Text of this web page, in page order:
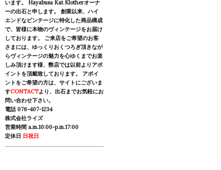
います。 Hayabusa Kat Klotherオーナ
ーの出石と申します。 創業以来、ハイ
エンドなビンテージに特化した商品構成
で、皆様に本物のヴィンテージをお届け
しております。 ご来店をご希望のお客
さまには、ゆっくりおくつろぎ頂きなが
らヴィンテージの魅力を心ゆくまでお楽
しみ頂けます様、弊店では以前よりアポ
イントを頂戴致しております。 アポイ
ントをご希望の方は、サイトにございま
すCONTACTより、出石までお気軽にお
問い合わせ下さい。
電話 076-407-1234
株式会社ライズ
営業時間 a.m.10:00-p.m.17:00
定休日 日祝日